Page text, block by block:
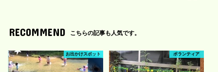
RECOMMEND こちらの記事も人気です。
お出かけスポット ボランティア